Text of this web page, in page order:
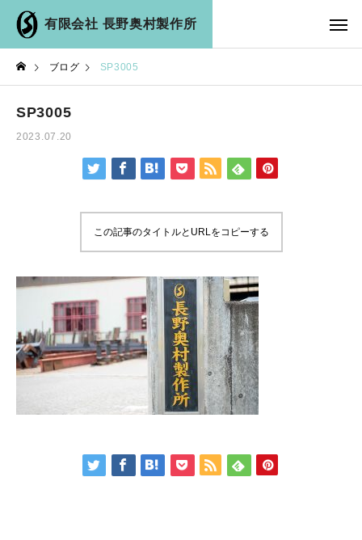
有限会社 長野奥村製作所
ブログ SP3005
SP3005
2023.07.20
この記事のタイトルとURLをコピーする